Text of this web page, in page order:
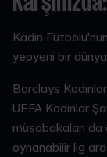
Kadın
yepyeni bir
Barclays
UEFA Kadınlar
müsabakaları da
oynanabilir lig